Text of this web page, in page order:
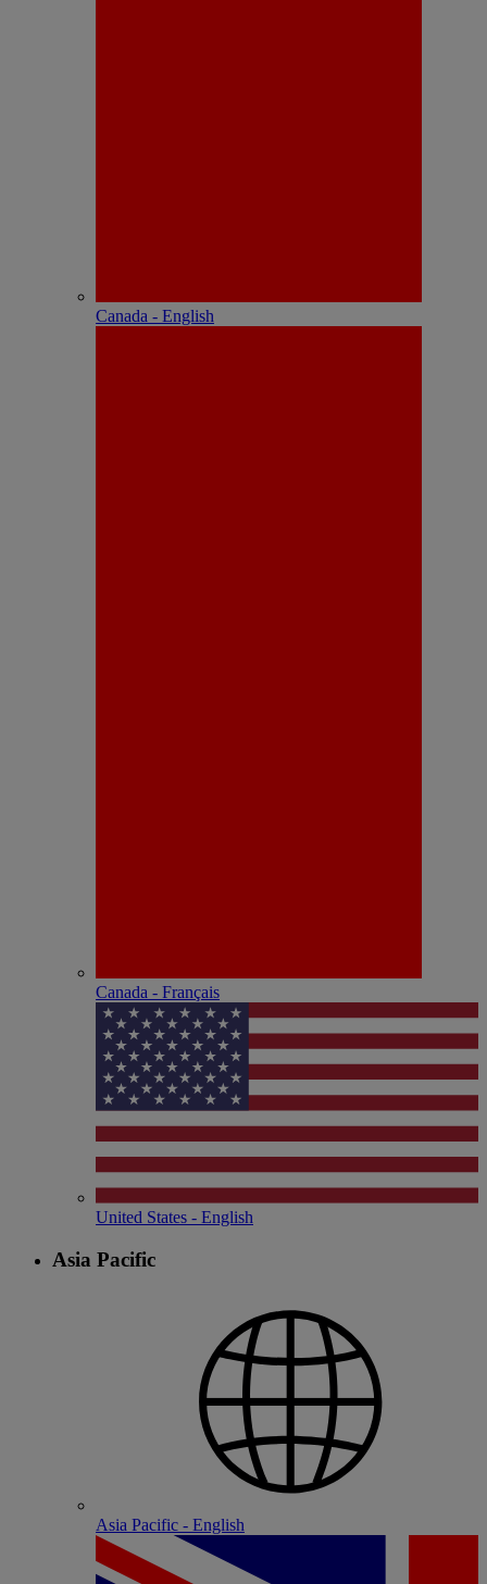
Canada - English
Canada - Français
United States - English
Asia Pacific
Asia Pacific - English